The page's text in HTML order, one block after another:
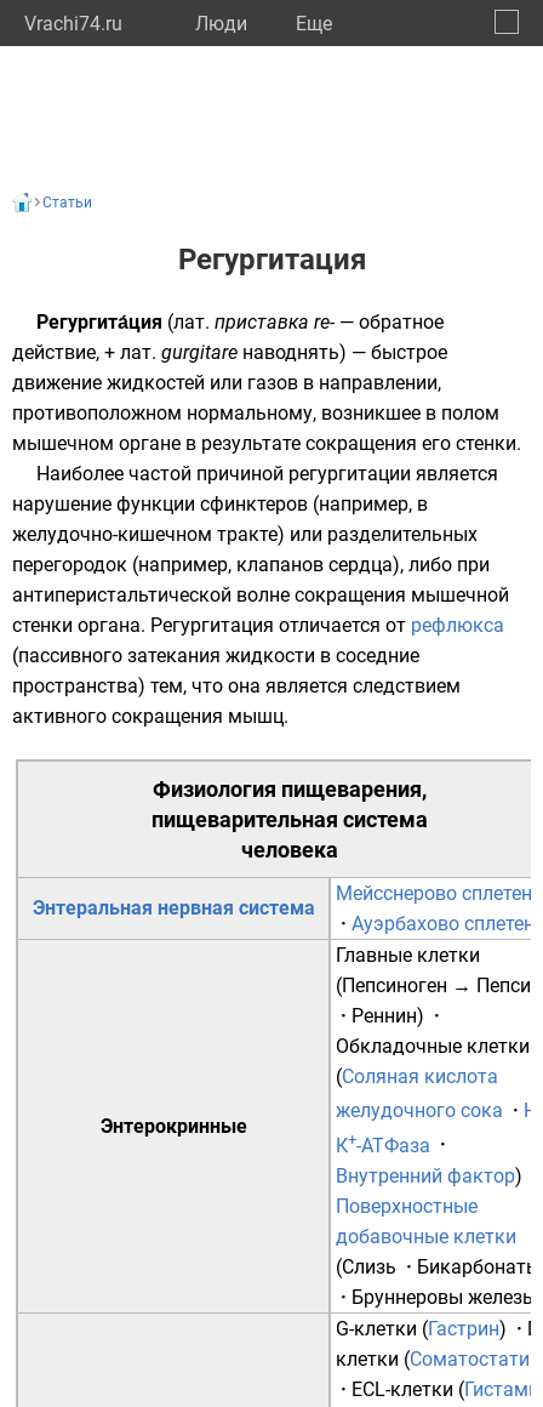
Vrachi74.ru Люди Eще
Статьи
Регургитация
Регургита́ция (лат. приставка re- — обратное
действие, + лат. gurgitare наводнять) — быстрое
движение жидкостей или газов в направлении,
противоположном нормальному, возникшее в полом
мышечном органе в результате сокращения его стенки.
Наиболее частой причиной регургитации является
нарушение функции сфинктеров (например, в
желудочно-кишечном тракте) или разделительных
перегородок (например, клапанов сердца), либо при
антиперистальтической волне сокращения мышечной
стенки органа. Регургитация отличается от рефлюкса
(пассивного затекания жидкости в соседние
пространства) тем, что она является следствием
активного сокращения мышц.
Физиология пищеварения,
пищеварительная система
человека
Энтеральная нервная система
Мейсснерово
· Ауэрбахово
Энтерокринные
Главные клетки
(Пепсиноген → Пепсин
· Реннин) ·
Обкладочные клетки
(Соляная кислота
желудочного сока · Н
К+-АТФаза ·
Внутренний фактор)
Поверхностные
добавочные клетки
(Слизь · Бикарбонаты
· Бруннеровы железы
G-клетки (Гастрин) ·
клетки (Соматостатин
· ECL-клетки (